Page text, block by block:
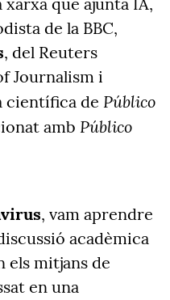
de la BBC,
, del Reuters
Journalism i
científica de Público
amb Público
, vam aprendre
acadèmica
els mitjans de
en una